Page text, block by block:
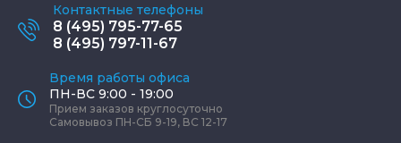
Контактные телефоны
8 (495) 795-77-65
8 (495) 797-11-67
Время работы офиса
ПН-ВС 9:00 - 19:00
Прием заказов круглосуточно
Самовывоз ПН-СБ 9-19, ВС 12-17